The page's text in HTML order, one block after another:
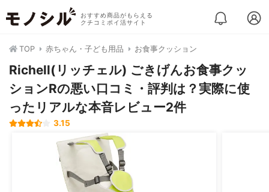
おすすめ商品がもらえる
クチコミポイ活サイト
TOP 赤ちゃん・子ども用品 お食事クッション
Richell(リッチェル) ごきげんお食事クッ
ションRの悪い口コミ・評判は？実際に使
ったリアルな本音レビュー2件
3.15